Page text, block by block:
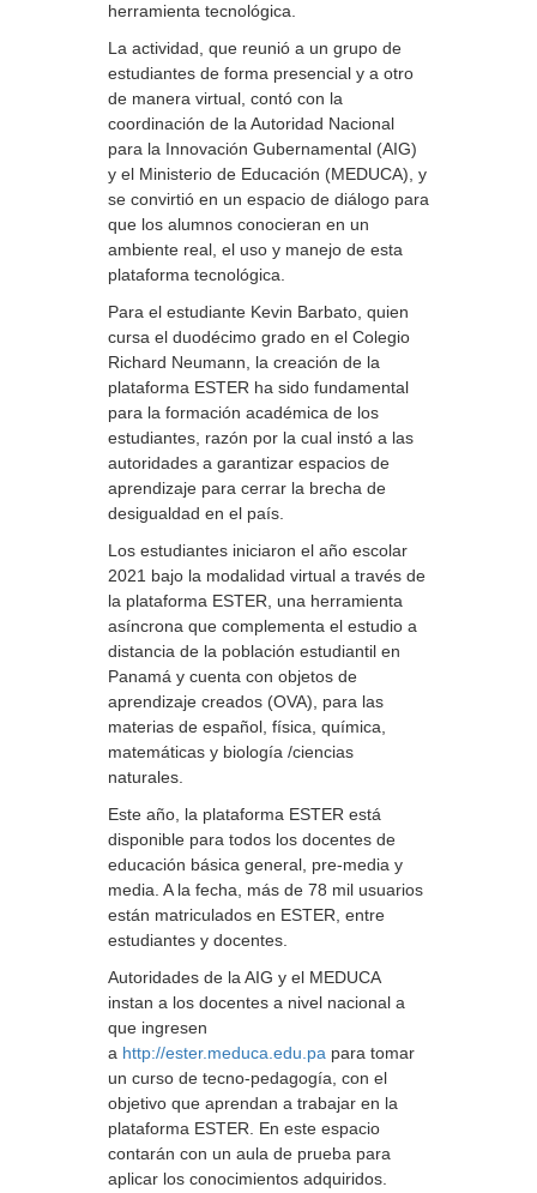
herramienta tecnológica.
La actividad, que reunió a un grupo de
estudiantes de forma presencial y a otro
de manera virtual, contó con la
coordinación de la Autoridad Nacional
para la Innovación Gubernamental (AIG)
y el Ministerio de Educación (MEDUCA), y
se convirtió en un espacio de diálogo para
que los alumnos conocieran en un
ambiente real, el uso y manejo de esta
plataforma tecnológica.
Para el estudiante Kevin Barbato, quien
cursa el duodécimo grado en el Colegio
Richard Neumann, la creación de la
plataforma ESTER ha sido fundamental
para la formación académica de los
estudiantes, razón por la cual instó a las
autoridades a garantizar espacios de
aprendizaje para cerrar la brecha de
desigualdad en el país.
Los estudiantes iniciaron el año escolar
2021 bajo la modalidad virtual a través de
la plataforma ESTER, una herramienta
asíncrona que complementa el estudio a
distancia de la población estudiantil en
Panamá y cuenta con objetos de
aprendizaje creados (OVA), para las
materias de español, física, química,
matemáticas y biología /ciencias
naturales.
Este año, la plataforma ESTER está
disponible para todos los docentes de
educación básica general, pre-media y
media. A la fecha, más de 78 mil usuarios
están matriculados en ESTER, entre
estudiantes y docentes.
Autoridades de la AIG y el MEDUCA
instan a los docentes a nivel nacional a
que ingresen
a http://ester.meduca.edu.pa para tomar
un curso de tecno-pedagogía, con el
objetivo que aprendan a trabajar en la
plataforma ESTER. En este espacio
contarán con un aula de prueba para
aplicar los conocimientos adquiridos.